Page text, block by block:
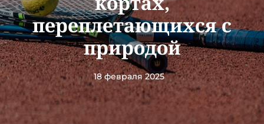
переплетающихся с
природой
18 февраля 2025